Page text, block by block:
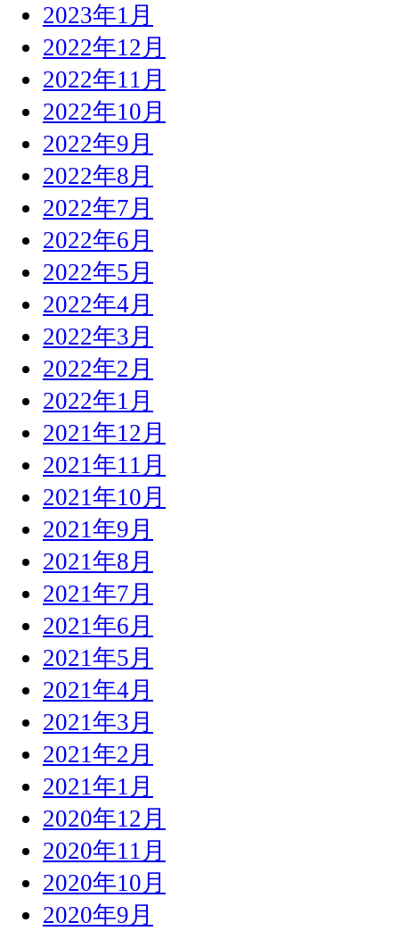
2023年1月
2022年12月
2022年11月
2022年10月
2022年9月
2022年8月
2022年7月
2022年6月
2022年5月
2022年4月
2022年3月
2022年2月
2022年1月
2021年12月
2021年11月
2021年10月
2021年9月
2021年8月
2021年7月
2021年6月
2021年5月
2021年4月
2021年3月
2021年2月
2021年1月
2020年12月
2020年11月
2020年10月
2020年9月